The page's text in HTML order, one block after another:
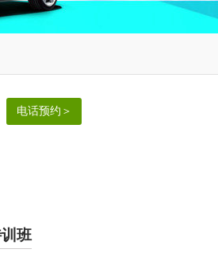
顾小笑* 1396475****预约成功 王承*
电话预约＞
班